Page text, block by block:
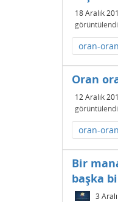
18 Aralık
görüntülendi
oran-
Oran
12 Aralık
görüntülendi
oran-
Bir
başka
3